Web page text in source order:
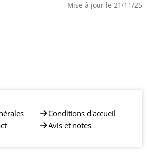
Mise à jour le 21/11/25
Conditions d'accueil
Avis et notes